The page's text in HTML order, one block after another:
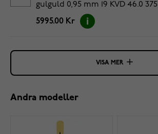
gulguld 0,95 mm 19 KVD 46.0 375
YG
5995.00 Kr
VISA MER
Andra modeller